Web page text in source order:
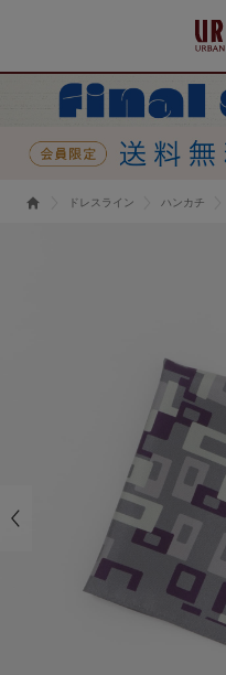
ドレスライン ハンカチ